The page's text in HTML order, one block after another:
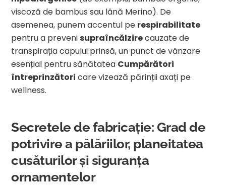
viscoză de bambus sau lână Merino). De
asemenea, punem accentul pe respirabilitate
pentru a preveni supraîncălzirecauzate de
transpirația capului prinsă, un punct de vânzare
esențial pentru sănătatea Cumpărători
întreprinzători care vizează părinții axați pe
wellness.
Secretele de fabricație: Grad de
potrivire a pălăriilor, planeitatea
cusăturilor și siguranța
ornamentelor